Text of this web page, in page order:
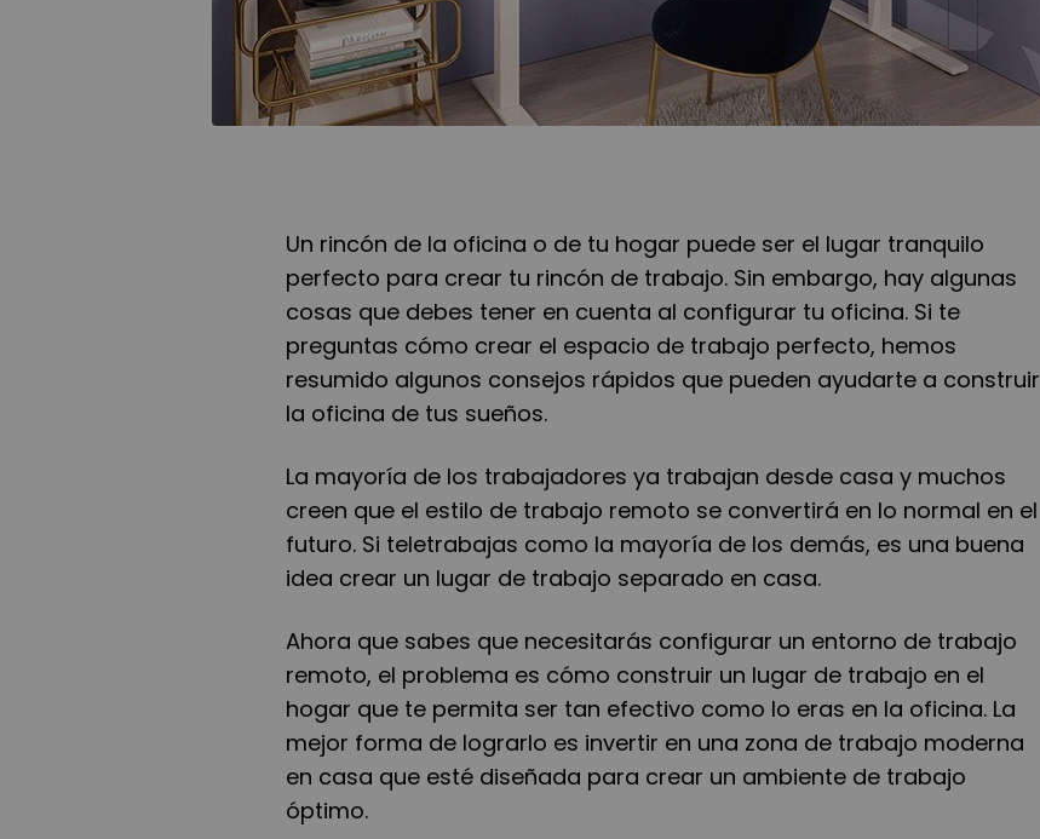
Un rincón de la oficina o de tu hogar puede ser el lugar tranquilo
perfecto para crear tu rincón de trabajo. Sin embargo, hay algunas
cosas que debes tener en cuenta al configurar tu oficina. Si te
preguntas cómo crear el espacio de trabajo perfecto, hemos
resumido algunos consejos rápidos que pueden ayudarte a construir
la oficina de tus sueños.
La mayoría de los trabajadores ya trabajan desde casa y muchos
creen que el estilo de trabajo remoto se convertirá en lo normal en el
futuro. Si teletrabajas como la mayoría de los demás, es una buena
idea crear un lugar de trabajo separado en casa.
Ahora que sabes que necesitarás configurar un entorno de trabajo
remoto, el problema es cómo construir un lugar de trabajo en el
hogar que te permita ser tan efectivo como lo eras en la oficina. La
mejor forma de lograrlo es invertir en una zona de trabajo moderna
en casa que esté diseñada para crear un ambiente de trabajo
óptimo.